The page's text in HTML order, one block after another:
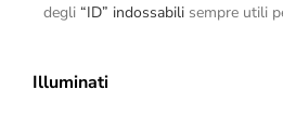
degli “ID” indossabili sempre utili
Illuminati